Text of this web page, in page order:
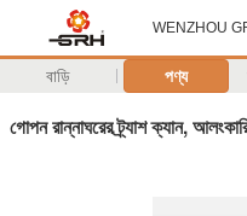
WENZHOU
বাড়ি পণ্য
গোপন রান্নাঘরের ট্র্যাশ ক্যান,